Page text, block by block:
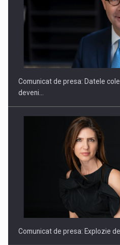
SAPTE PERSONALITATI DIN
Hard Enduro Piatra Craiului
Comunicat de presa: Datele
deveni…
Comunicat de presa: Explozie